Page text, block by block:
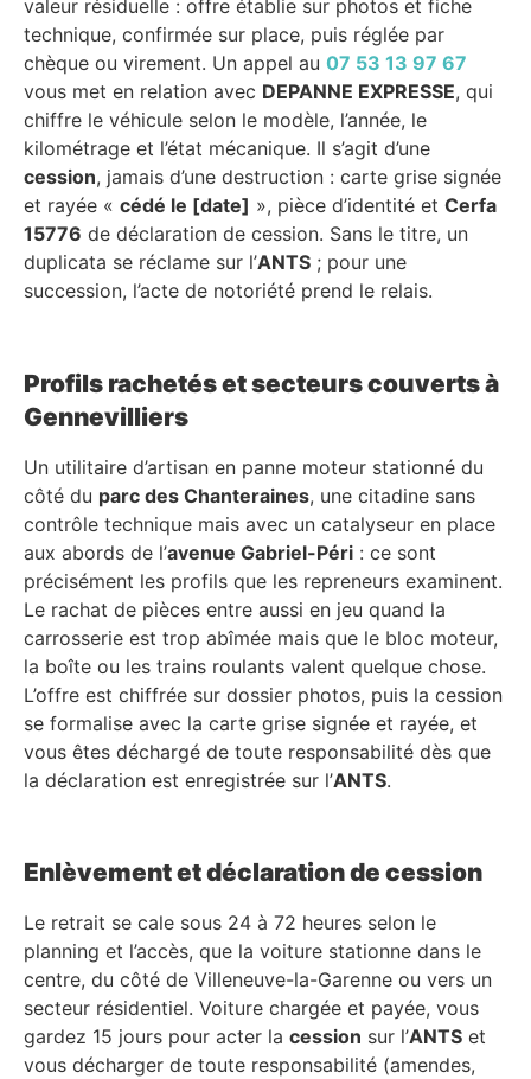
valeur résiduelle : offre établie sur photos et fiche
technique, confirmée sur place, puis réglée par
chèque ou virement. Un appel au 07 53 13 97 67
vous met en relation avec DEPANNE EXPRESSE, qui
chiffre le véhicule selon le modèle, l’année, le
kilométrage et l’état mécanique. Il s’agit d’une
cession, jamais d’une destruction : carte grise signée
et rayée « cédé le [date] », pièce d’identité et Cerfa
15776 de déclaration de cession. Sans le titre, un
duplicata se réclame sur l’ANTS ; pour une
succession, l’acte de notoriété prend le relais.
Profils rachetés et secteurs couverts à
Gennevilliers
Un utilitaire d’artisan en panne moteur stationné du
côté du parc des Chanteraines, une citadine sans
contrôle technique mais avec un catalyseur en place
aux abords de l’avenue Gabriel-Péri : ce sont
précisément les profils que les repreneurs examinent.
Le rachat de pièces entre aussi en jeu quand la
carrosserie est trop abîmée mais que le bloc moteur,
la boîte ou les trains roulants valent quelque chose.
L’offre est chiffrée sur dossier photos, puis la cession
se formalise avec la carte grise signée et rayée, et
vous êtes déchargé de toute responsabilité dès que
la déclaration est enregistrée sur l’ANTS.
Enlèvement et déclaration de cession
Le retrait se cale sous 24 à 72 heures selon le
planning et l’accès, que la voiture stationne dans le
centre, du côté de Villeneuve-la-Garenne ou vers un
secteur résidentiel. Voiture chargée et payée, vous
gardez 15 jours pour acter la cession sur l’ANTS et
vous décharger de toute responsabilité (amendes,